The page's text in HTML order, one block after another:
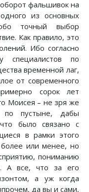
фальшивок на
из основных
точный выбор
Как правило, это
Ибо согласно
специалистов по
временной лаг,
от современного
сорок лет
Моисея – не зря же
пустыне, дабы
было связано с
в рамки этого
более или менее, но
пониманию
А все, что за его
а уж когда
да вы и сами,